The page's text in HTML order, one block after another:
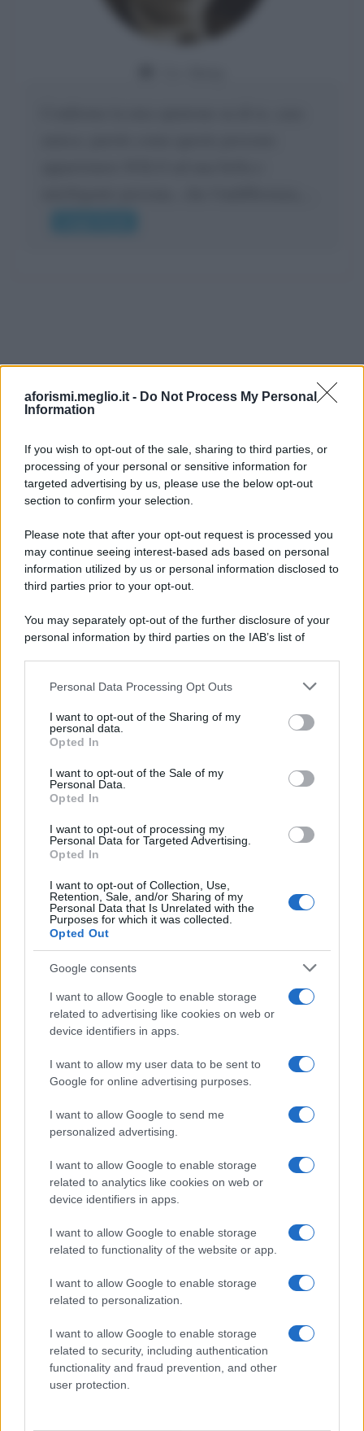
aforismi.meglio.it - Do Not Process My Personal
Information
If you wish to opt-out of the sale, sharing to third parties, or
processing of your personal or sensitive information for
targeted advertising by us, please use the below opt-out
section to confirm your selection.
Please note that after your opt-out request is processed you
may continue seeing interest-based ads based on personal
information utilized by us or personal information disclosed to
third parties prior to your opt-out.
You may separately opt-out of the further disclosure of your
personal information by third parties on the IAB’s list of
This information may also be disclosed by us to third parties
disclose it to other third parties.
Please note that this website/app uses one or more Google
services and may gather and store information including but
not limited to your visit or usage behaviour. You may click to
grant or deny consent to Google and its third-party tags to
consent section.
Personal Data Processing Opt Outs
I want to opt-out of the Sharing of my
personal data.
Opted In
I want to opt-out of the Sale of my
Personal Data.
Opted In
I want to opt-out of processing my
Personal Data for Targeted Advertising.
Opted In
I want to opt-out of Collection, Use,
Retention, Sale, and/or Sharing of my
Personal Data that Is Unrelated with the
Purposes for which it was collected.
Opted Out
Google consents
I want to allow Google to enable storage
related to advertising like cookies on web or
device identifiers in apps.
I want to allow my user data to be sent to
Google for online advertising purposes.
I want to allow Google to send me
personalized advertising.
I want to allow Google to enable storage
related to analytics like cookies on web or
device identifiers in apps.
I want to allow Google to enable storage
related to functionality of the website or app.
I want to allow Google to enable storage
related to personalization.
I want to allow Google to enable storage
related to security, including authentication
functionality and fraud prevention, and other
user protection.
Ricevi LE FRASI PIÙ BELLE via e-mail
E-mail
FRASI
Frasi celebri
Frasi da condividere
Poesie
FILM
Frasi dei film
Frasi film più lette
Incipit dei film
Film più cercati
Frasi sul cinema
SERVIZI
Mappa del sito
Cookie Policy
Frasi suddivise per tema
Indice degli autori
Aforismi .meglio.it è l'archivio web dedicato a frasi,
aforismi e citazioni più grande del web (137.890 frasi in
database) • ©2005-2025 • La riproduzione dei testi è